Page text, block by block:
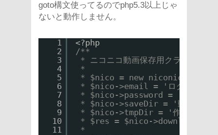
goto構文使ってるのでphp5.3以上じゃ
ないと動作しません。
1
2
3
4
5
6
7
8
9
10
11
<?php
/**
* ニコニコ動画保存用クラス
*
* $nico = new
* $nico->email = 'ログインメー
* $nico->password = 'ログイン
* $nico->saveDir = '動画保存
* $nico->tmpDir = '作業用ディ
* $res = $nico-
*